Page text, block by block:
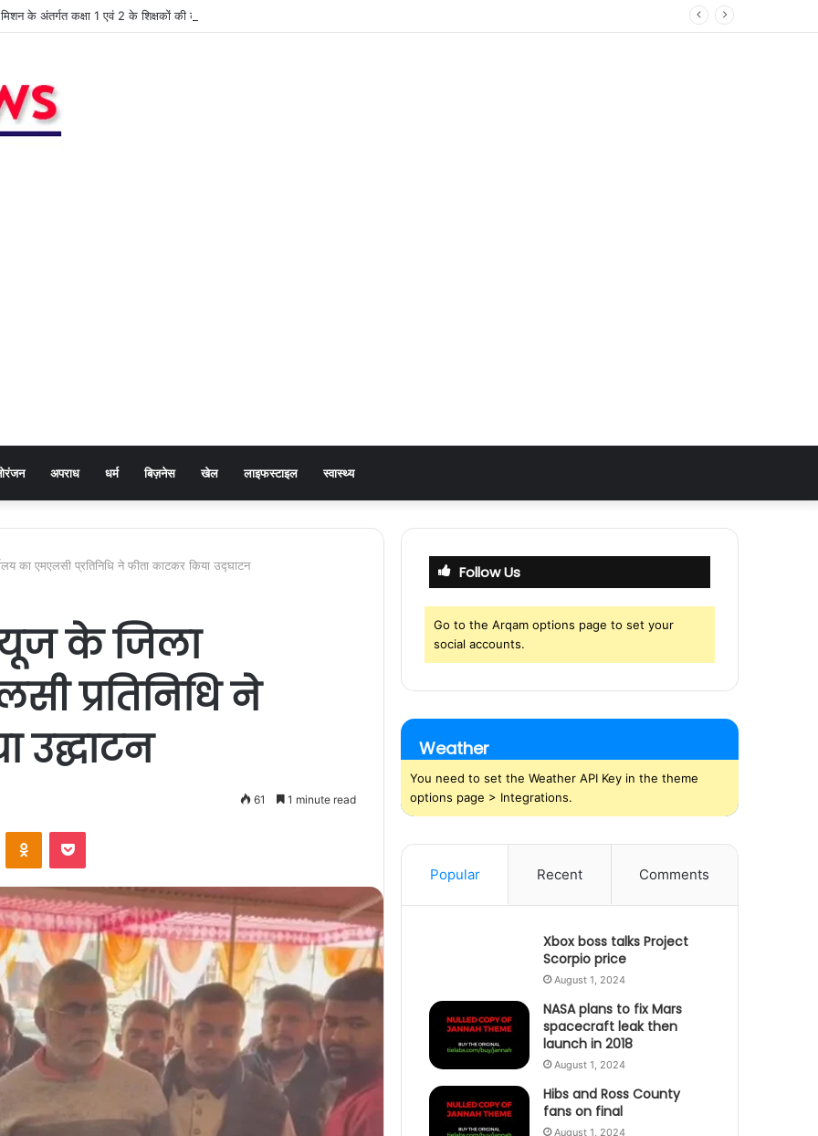
के अंतर्गत कक्षा 1 एवं 2 के शिक्षकों की कार्यशाला आयोजित
अपराध धर्म बिज़नेस खेल लाइफस्टाइल स्वास्थ्य
का एमएलसी प्रतिनिधि ने फीता काटकर किया उद्घाटन
के जिला
प्रतिनिधि ने
उद्घाटन
61 1 minute read
Follow Us
Go to the Arqam options page to set your
social accounts.
Weather
You need to set the Weather API Key in the theme
options page > Integrations.
Popular Recent Comments
Xbox boss talks Project
Scorpio price
August 1, 2024
NASA plans to fix Mars
spacecraft leak then
launch in 2018
August 1, 2024
Hibs and Ross County
fans on final
August 1, 2024